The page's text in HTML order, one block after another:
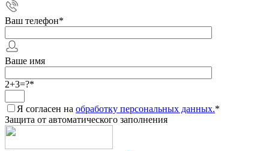
Ваш телефон*
Ваше имя
2+3=?*
Я согласен на обработку персональных данных.*
Защита от автоматического заполнения